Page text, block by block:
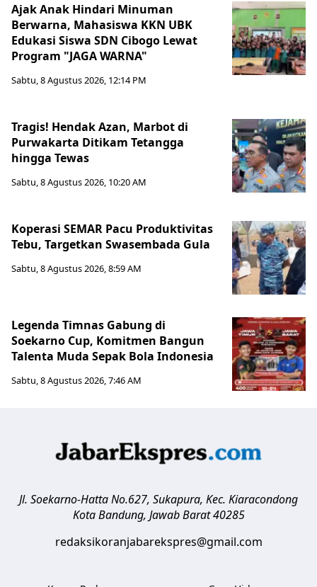
Ajak Anak Hindari Minuman
Berwarna, Mahasiswa KKN UBK
Edukasi Siswa SDN Cibogo Lewat
Program "JAGA WARNA"
Sabtu, 8 Agustus 2026, 12:14 PM
Tragis! Hendak Azan, Marbot di
Purwakarta Ditikam Tetangga
hingga Tewas
Sabtu, 8 Agustus 2026, 10:20 AM
Koperasi SEMAR Pacu Produktivitas
Tebu, Targetkan Swasembada Gula
Sabtu, 8 Agustus 2026, 8:59 AM
Legenda Timnas Gabung di
Soekarno Cup, Komitmen Bangun
Talenta Muda Sepak Bola Indonesia
Sabtu, 8 Agustus 2026, 7:46 AM
Jl. Soekarno-Hatta No.627, Sukapura, Kec. Kiaracondong
Kota Bandung, Jawab Barat 40285
redaksikoranjabarekspres@gmail.com